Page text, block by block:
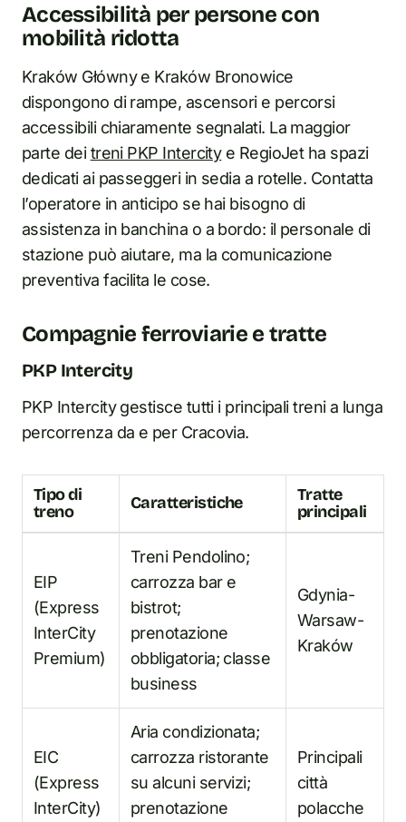
Accessibilità per persone con
mobilità ridotta
Kraków Główny e Kraków Bronowice
dispongono di rampe, ascensori e percorsi
accessibili chiaramente segnalati. La maggior
parte deitreni PKP Intercitye RegioJet ha spazi
dedicati ai passeggeri in sedia a rotelle. Contatta
l’operatore in anticipo se hai bisogno di
assistenza in banchina o a bordo: il personale di
stazione può aiutare, ma la comunicazione
preventiva facilita le cose.
Compagnie ferroviarie e tratte
PKP Intercity
PKP Intercity gestisce tutti i principali treni a lunga
percorrenza da e per Cracovia.
Tipo di
treno
Caratteristiche
Tratte
principali
EIP
(Express
InterCity
Premium)
Treni Pendolino;
carrozza bar e
bistrot;
prenotazione
obbligatoria; classe
business
Gdynia-
Warsaw-
Kraków
EIC
(Express
InterCity)
Aria condizionata;
carrozza ristorante
su alcuni servizi;
prenotazione
Principali
città
polacche